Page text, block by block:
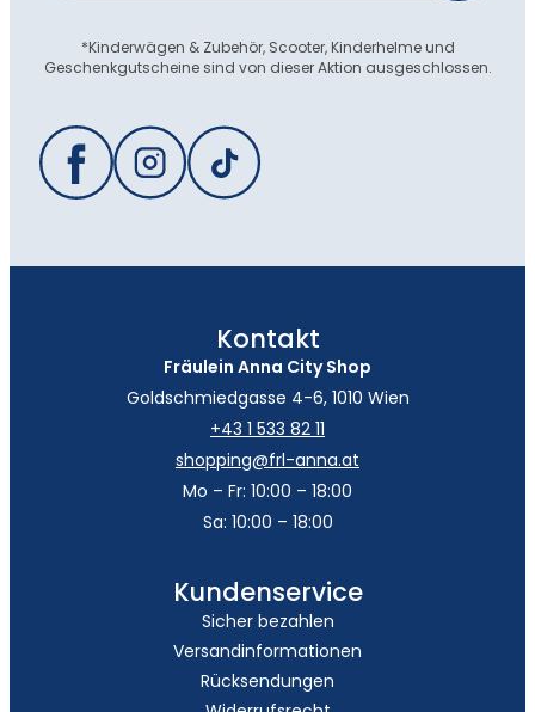
*Kinderwägen & Zubehör, Scooter, Kinderhelme und
Geschenkgutscheine sind von dieser Aktion ausgeschlossen.
Kontakt
Fräulein Anna City Shop
Goldschmiedgasse 4-6, 1010 Wien
+43 1 533 82 11
shopping@frl-anna.at
Mo – Fr: 10:00 – 18:00
Sa: 10:00 – 18:00
Kundenservice
Sicher bezahlen
Versandinformationen
Rücksendungen